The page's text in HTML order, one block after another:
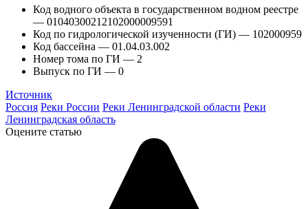
Код водного объекта в государственном водном реестре
— 01040300212102000009591
Код по гидрологической изученности (ГИ) — 102000959
Код бассейна — 01.04.03.002
Номер тома по ГИ — 2
Выпуск по ГИ — 0
Источник
Россия Реки России Реки Ленинградской области Реки
Ленинградская область
Оцените статью